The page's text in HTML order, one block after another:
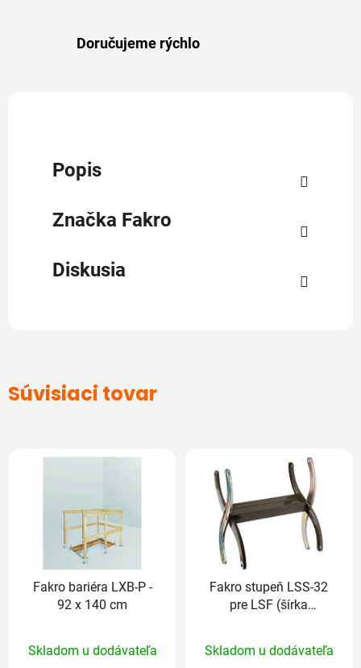
Doručujeme rýchlo
Popis
Značka Fakro
Diskusia
Súvisiaci tovar
Fakro bariéra LXB-P -
92 x 140 cm
hodnotenie
Skladom u dodávateľa
Fakro stupeň LSS-32
pre LSF (šírka
hodnotenie
Skladom u dodávateľa